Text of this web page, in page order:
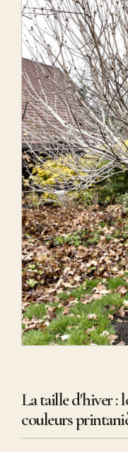
La taille d'hiver :
couleurs